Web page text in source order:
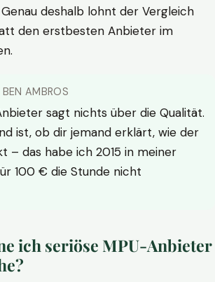
deshalb lohnt der Vergleich
den erstbesten Anbieter im
BEN AMBROS
sagt nichts über die Qualität.
ist, ob dir jemand erklärt, wie der
– das habe ich 2015 in meiner
100 € die Stunde nicht
ich seriöse MPU-Anbieter